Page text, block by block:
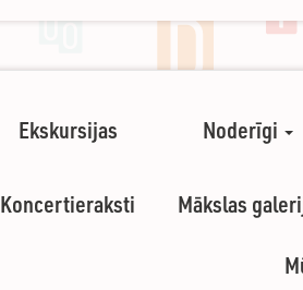
Ekskursijas Noderīgi
Koncertieraksti Mākslas